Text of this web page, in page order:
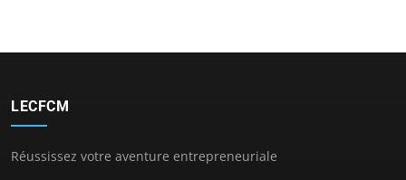
LECFCM
Réussissez votre aventure entrepreneuriale